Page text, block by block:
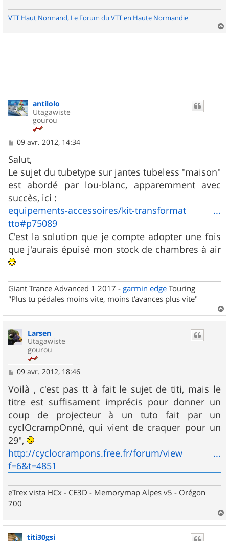
VTT Haut Normand, Le Forum du VTT en Haute Normandie
a
antilolo
Utagawiste
gourou
M
s
s
a
g
e
09 avr. 2012, 14:34
Salut,
Le sujet du tubetype sur jantes tubeless "maison"
est abordé par lou-blanc, apparemment avec
succès, ici :
equipements-accessoires/kit-transformat ...
tto#p75089
C'est la solution que je compte adopter une fois
que j'aurais épuisé mon stock de chambres à air
Giant Trance Advanced 1 2017 - garmin edge Touring
"Plus tu pédales moins vite, moins t'avances plus vite"
a
Larsen
Utagawiste
gourou
M
s
s
a
g
e
09 avr. 2012, 18:46
Voilà , c'est pas tt à fait le sujet de titi, mais le
titre est suffisament imprécis pour donner un
coup de projecteur à un tuto fait par un
cyclOcrampOnné, qui vient de craquer pour un
29",
http://cyclocrampons.free.fr/forum/view ...
f=6&t=4851
eTrex vista HCx - CE3D - Memorymap Alpes v5 - Orégon
700
a
titi30gsi